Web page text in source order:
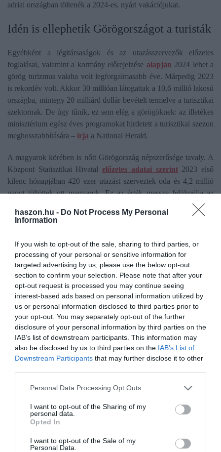
haszon.hu - Do Not Process My Personal
Information
If you wish to opt-out of the sale, sharing to third parties, or
processing of your personal or sensitive information for
targeted advertising by us, please use the below opt-out
section to confirm your selection. Please note that after your
opt-out request is processed you may continue seeing
interest-based ads based on personal information utilized by
us or personal information disclosed to third parties prior to
your opt-out. You may separately opt-out of the further
disclosure of your personal information by third parties on the
IAB’s list of downstream participants. This information may
also be disclosed by us to third parties on the IAB’s List of
Downstream Participants that may further disclose it to other
Please note that this website/app uses one or more Google
not limited to your visit or usage behaviour. You may click to
grant or deny consent to Google and its third-party tags to
use your data for below specified purposes in below Google
consent section.
Personal Data Processing Opt Outs
I want to opt-out of the Sharing of my
personal data.
Opted In
I want to opt-out of the Sale of my
Personal Data.
adriai országban töltenék a 2024-es, nyári vakációjukat.
Idén is ellephetik Görögországot a turisták
Egyébként a légitársaságok és az utazásszervezők előzetes
foglalásai, valamint a kormány előrejelzése alapján 2024 lehet a
görög turizmus valaha volt legforgalmasabb éve. Márpedig 2023
is rekordév volt. Akkor 30 millióan látogattak a 10,6 millió lakosú
országba, mintegy 20 milliárd dollár bevételt termelve a turisztikai
szektornak. De úgy tűnik, ez sem elég a görögöknek: az illetékes
minisztérium egész éves programokat hirdetett a turisztikai szezon
meghosszabbítására – írja a National Herald.
A magyarok körében is nőtt Görögország népszerűsége tavaly. A
Központ Statisztikai Hivatal előzetes adatai szerint2023 első
kilenc hónapjában 420 ezer utazást szerveztek oda és 4,2 millió
napot töltöttek ott magyarok. Ez az érték messze felülmúlja az
turisztikai ipar szereplői is érzékelik ezt, emiatt a több száz lakott
sziget egyre nagyobb hányadán nyitják meg a vendégek előtt.
Sorra nyílnak a szállodák ezeken a területeken, valamint a
programkínálat is bővül.
utazás nyaralás üdülés turista szezon
horvátország görögország